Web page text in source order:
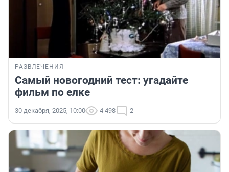
РАЗВЛЕЧЕНИЯ
Самый новогодний тест: угадайте
фильм по елке
30 декабря, 2025, 10:00 4 498 2